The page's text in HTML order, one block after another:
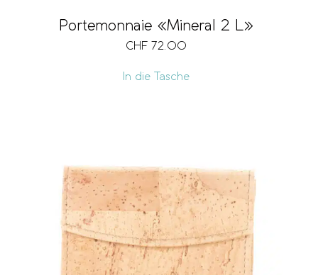
Portemonnaie «Mineral 2 L»
CHF 72.00
In die Tasche